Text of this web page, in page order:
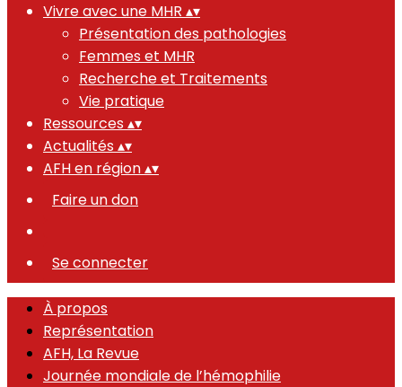
Vivre avec une MHR ▴▾
Présentation des pathologies
Femmes et MHR
Recherche et Traitements
Vie pratique
Ressources ▴▾
Actualités ▴▾
AFH en région▴▾
Faire un don
Se connecter
À propos
Représentation
AFH, La Revue
Journée mondiale de l’hémophilie